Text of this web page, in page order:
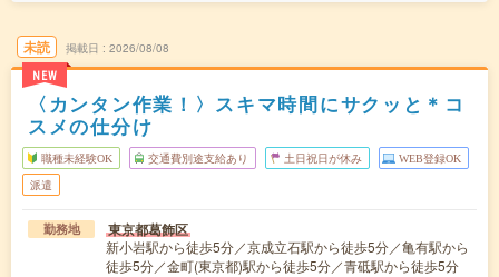
未読
NEW
掲載日 2026/08/08
〈カンタン作業！〉スキマ時間にサクッと＊コ
スメの仕分け
職種未経験OK 交通費別途支給あり 土日祝日が休み WEB登録OK
派遣
勤務地 東京都葛飾区
新小岩駅から徒歩5分／京成立石駅から徒歩5分／亀有駅から
徒歩5分／金町(東京都)駅から徒歩5分／青砥駅から徒歩5分